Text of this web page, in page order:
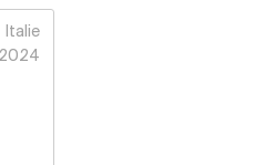
Italie
2024